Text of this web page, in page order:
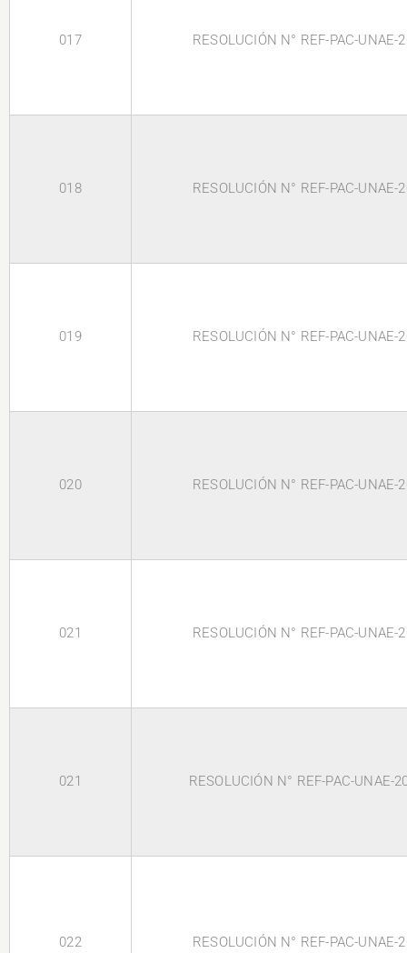
017 RESOLUCIÓN N° REF-PAC-UNAE-
018 RESOLUCIÓN N° REF-PAC-UNAE-
019 RESOLUCIÓN N° REF-PAC-UNAE-
020 RESOLUCIÓN N° REF-PAC-UNAE-
021 RESOLUCIÓN N° REF-PAC-UNAE-
021 RESOLUCIÓN N° REF-PAC-UNAE-
022 RESOLUCIÓN N° REF-PAC-UNAE-